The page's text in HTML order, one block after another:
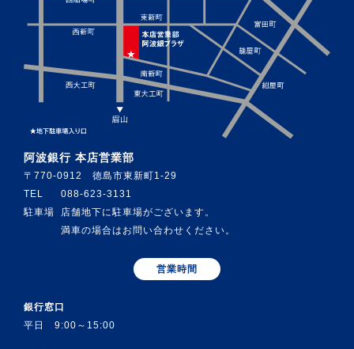
阿波銀行 本店営業部
〒770-0912 徳島市東新町1-29
TEL
088-623-3131
駐車場
店舗地下に駐車場がございます。
満車の場合はお問い合わせください。
営業時間
銀行窓口
平日 9:00～15:00